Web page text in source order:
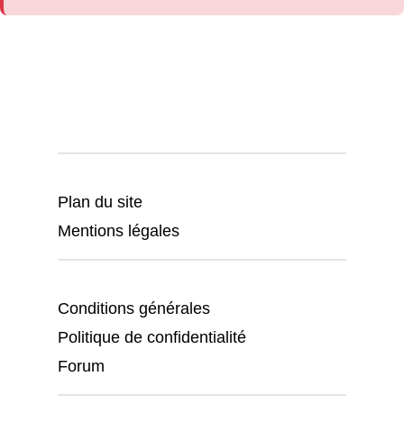
Plan du site
Mentions légales
Conditions générales
Politique de confidentialité
Forum